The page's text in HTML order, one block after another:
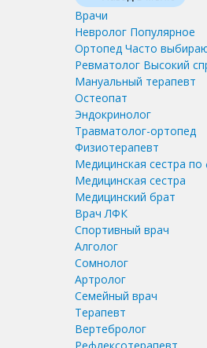
Врачи
Невролог Популярное
Ортопед Часто
Ревматолог Высокий
Мануальный терапевт
Остеопат
Эндокринолог
Травматолог-ортопед
Физиотерапевт
Медицинская сестра
Медицинская сестра
Медицинский брат
Врач ЛФК
Спортивный врач
Алголог
Сомнолог
Артролог
Семейный врач
Терапевт
Вертебролог